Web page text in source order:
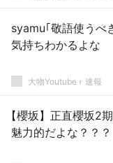
syamu｢敬語使うべ
気持ちわかるよな
大物Youtubeｒ速報
【櫻坂】正直櫻坂2
魅力的だよな？？？